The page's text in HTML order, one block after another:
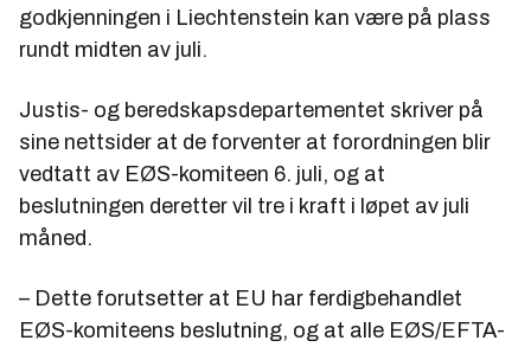
godkjenningen i Liechtenstein kan være på plass
rundt midten av juli.
Justis- og beredskapsdepartementet skriver på
sine nettsider at de forventer at forordningen blir
vedtatt av EØS-komiteen 6. juli, og at
beslutningen deretter vil tre i kraft i løpet av juli
måned.
– Dette forutsetter at EU har ferdigbehandlet
EØS-komiteens beslutning, og at alle EØS/EFTA-